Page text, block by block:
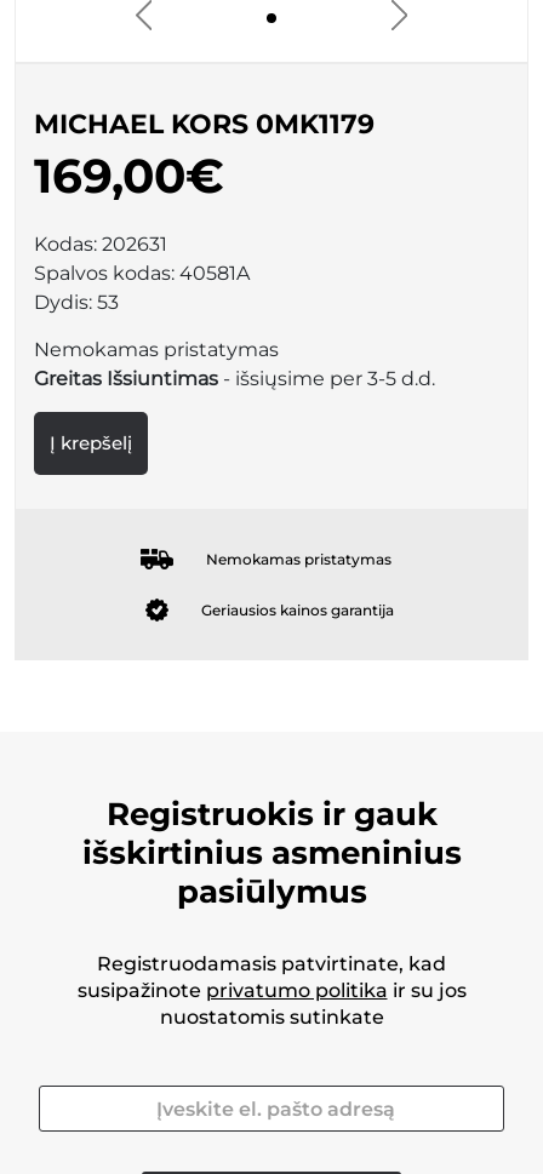
MICHAEL KORS 0MK1179
169,00€
Kodas: 202631
Spalvos kodas: 40581A
Dydis: 53
Nemokamas pristatymas
Greitas Išsiuntimas - išsiųsime per 3-5 d.d.
Į krepšelį
Nemokamas pristatymas
Geriausios kainos garantija
Registruokis ir gauk
išskirtinius asmeninius
pasiūlymus
Registruodamasis patvirtinate, kad
susipažinote privatumo politika ir su jos
nuostatomis sutinkate